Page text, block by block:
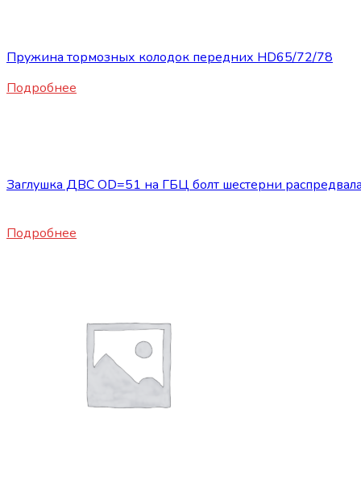
Пружина тормозных колодок передних HD65/72/78
Подробнее
Заглушка ДВС OD=51 на ГБЦ болт шестерни
Подробнее